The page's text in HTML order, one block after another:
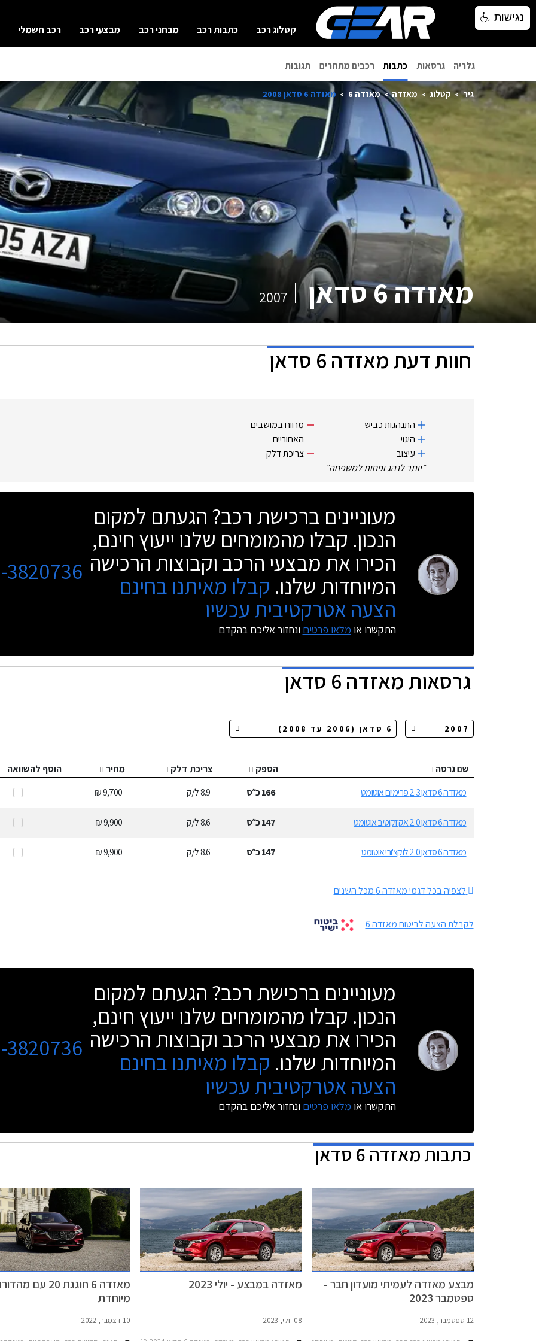
קטלוג רכב כתבות רכב מבחני רכב מבצעי רכב רכב חשמלי
גלריה גרסאות כתבות רכבים מתחרים תגובות
גיר קטלוג מאזדה מאזדה 6 מאזדה 6 סדאן 2008
מאזדה 6 סדאן 2007
חוות דעתמאזדה 6 סדאן
התנהגות כביש
היגוי
עיצוב
מרווח במושבים
האחוריים
צריכת דלק
״יותר לנהג ופחות למשפחה״
מעוניינים ברכישת רכב? הגעתם למקום
הנכון. קבלו מהמומחים שלנו ייעוץ חינם,
הכירו את מבצעי הרכב וקבוצות הרכישה
המיוחדות שלנו. קבלו מאיתנו בחינם
הצעה אטרקטיבית עכשיו
התקשרו או מלאו פרטים ונחזור אליכם בהקדם
3820736
גרסאותמאזדה 6 סדאן
שם גרסה הספק צריכת דלק מחיר
הוסף להשוואה
מאזדה 6 סדאן 2.3 פרימיום אוטומט
166כ״ס 8.9ל/ק 9,700 ₪
מאזדה 6 סדאן 2.0 אקזקוטיב אוטומט 147כ״ס 8.6ל/ק 9,900 ₪
מאזדה 6 סדאן 2.0 לוקצ'ורי אוטומט 147כ״ס 8.6ל/ק 9,900 ₪
לצפיה בכל דגמי מאזדה 6 מכל השנים
לקבלת הצעה לביטוח מאזדה 6
מעוניינים ברכישת רכב? הגעתם למקום
הנכון. קבלו מהמומחים שלנו ייעוץ חינם,
הכירו את מבצעי הרכב וקבוצות הרכישה
המיוחדות שלנו. קבלו מאיתנו בחינם
הצעה אטרקטיבית עכשיו
התקשרו או מלאו פרטים ונחזור אליכם בהקדם
3820736
כתבותמאזדה 6 סדאן
מבצע מאזדה לעמיתי מועדון חבר -
ספטמבר 2023
12 ספטמבר, 2023
מאזדה במבצע - יולי 2023
08 יולי, 2023
מאזדה 6 חוגגת 20 עם
מיוחדת
10 דצמבר, 2022
נגישות
נגישות